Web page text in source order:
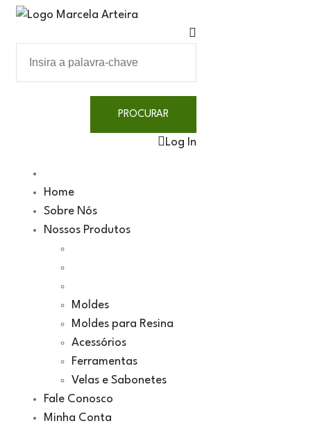
Log In
Home
Sobre Nós
Nossos Produtos
Moldes
Moldes para Resina
Acessórios
Ferramentas
Velas e Sabonetes
Fale Conosco
Minha Conta